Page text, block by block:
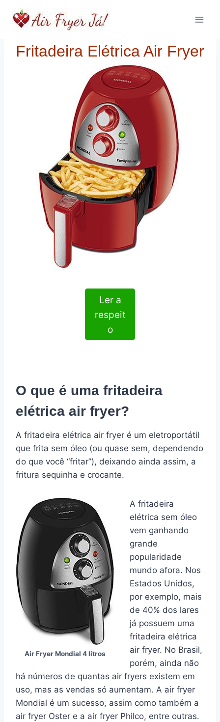
content
Fritadeira Elétrica Air Fryer
Ler a
respeit
o
O que é uma fritadeira
elétrica air fryer?
A fritadeira elétrica air fryer é um eletroportátil
que frita sem óleo (ou quase sem, dependendo
do que você “fritar”), deixando ainda assim, a
fritura sequinha e crocante.
Air Fryer Mondial 4 litros
A fritadeira
elétrica sem óleo
vem ganhando
grande
popularidade
mundo afora. Nos
Estados Unidos,
por exemplo, mais
de 40% dos lares
já possuem uma
fritadeira elétrica
air fryer. No Brasil,
porém, ainda não
há números de quantas air fryers existem em
uso, mas as vendas só aumentam. A air fryer
Mondial é um sucesso, assim como também a
air fryer Oster e a air fryer Philco, entre outras.